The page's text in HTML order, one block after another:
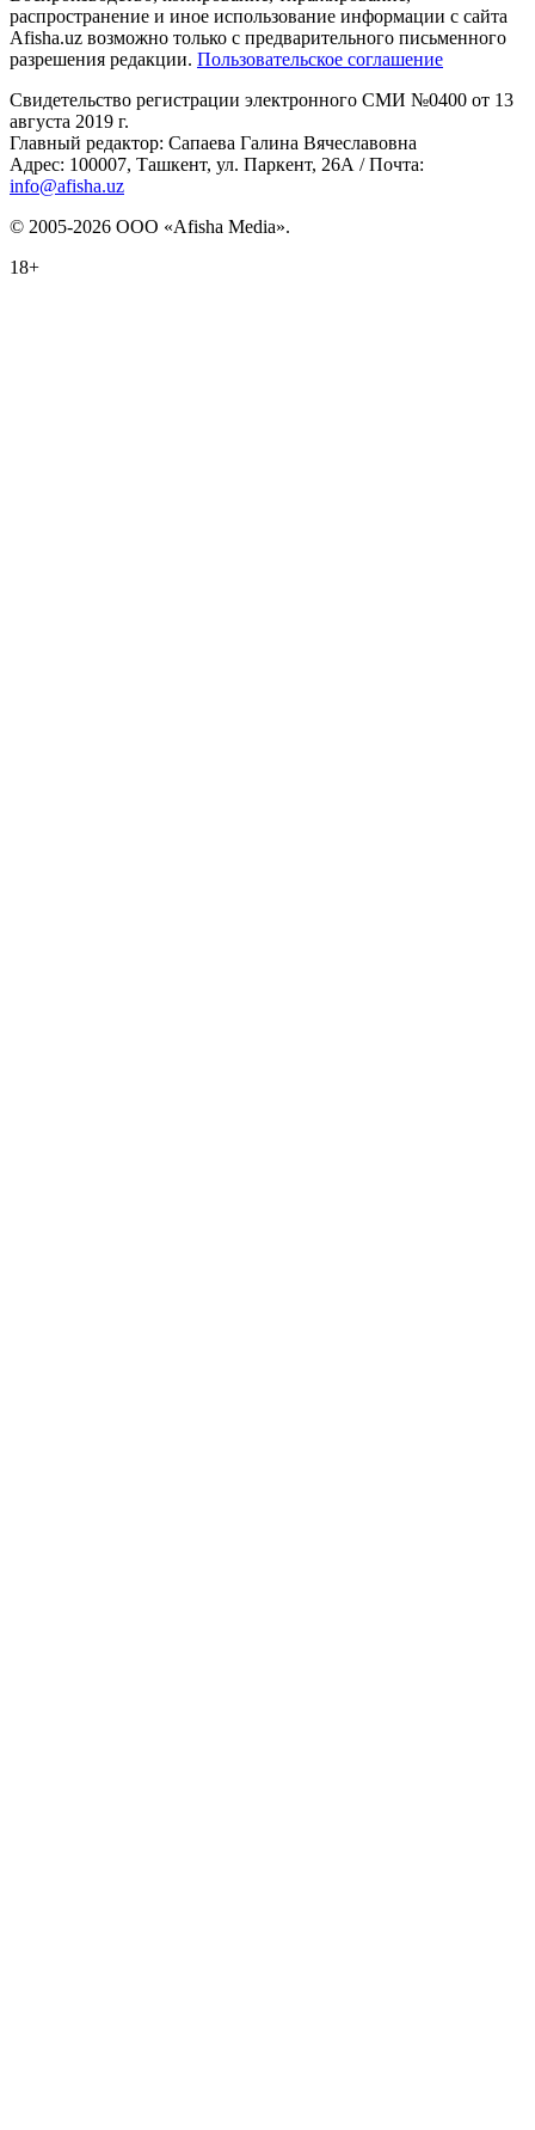
распространение и иное использование информации с сайта
Afisha.uz возможно только с предварительного письменного
разрешения редакции. Пользовательское соглашение
Свидетельство регистрации электронного СМИ №0400 от 13
августа 2019 г.
Главный редактор: Сапаева Галина Вячеславовна
Адрес: 100007, Ташкент, ул. Паркент, 26А / Почта:
info@afisha.uz
© 2005-2026 ООО «Afisha Media».
18+